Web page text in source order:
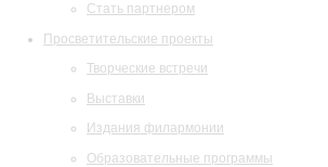
Стать партнером
Просветительские проекты
Творческие встречи
Выставки
Издания филармонии
Образовательные программы